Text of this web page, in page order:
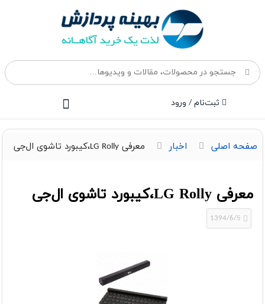
ثبت‌نام / ورود
صفحه اصلی اخبار معرفی LG Rolly،کیبورد تاشوی ال‌جی
معرفی LG Rolly،کیبورد تاشوی ال‌جی